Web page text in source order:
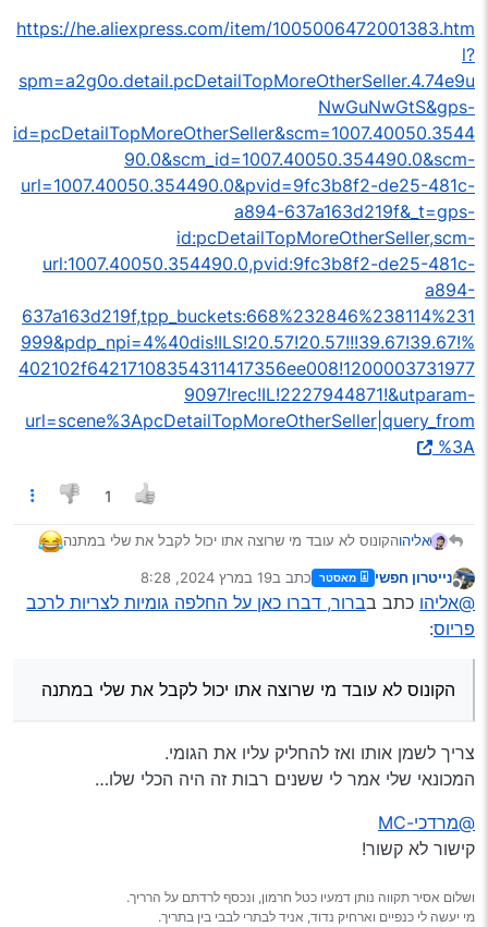
https://he.aliexpress.com/item/1005006472001383.htm
l?
spm=a2g0o.detail.pcDetailTopMoreOtherSeller.4.74e9u
NwGuNwGtS&gps-
id=pcDetailTopMoreOtherSeller&scm=1007.40050.3544
90.0&scm_id=1007.40050.354490.0&scm-
url=1007.40050.354490.0&pvid=9fc3b8f2-de25-481c-
a894-637a163d219f&_t=gps-
id:pcDetailTopMoreOtherSeller,scm-
url:1007.40050.354490.0,pvid:9fc3b8f2-de25-481c-
a894-
637a163d219f,tpp_buckets:668%232846%238114%231
999&pdp_npi=4%40dis!ILS!20.57!20.57!!!39.67!39.67!%
402102f64217108354311417356ee008!1200003731977
9097!rec!IL!2227944871!&utparam-
url=scene%3ApcDetailTopMoreOtherSeller|query_from
%3A
1
אליהוהקונוס לא עובד מי שרוצה אתו יכול לקבל את שלי במתנה
מנותק
נייטרון חפשי מאסטר כתב ב19 במרץ 2024, 8:28
נערך לאחרונה על ידי
@אליהו כתב בברור, דברו כאן על החלפה גומיות לצריות לרכב
פריוס:
הקונוס לא עובד מי שרוצה אתו יכול לקבל את שלי במתנה
צריך לשמן אותו ואז להחליק עליו את הגומי.
המכונאי שלי אמר לי ששנים רבות זה היה הכלי שלו…
@מרדכי-MC
קישור לא קשור!
ושלום אסיר תקווה נותן דמעיו כטל חרמון, ונכסף לרדתם על הרריך.
מי יעשה לי כנפיים וארחיק נדוד, אניד לבתרי לבבי בין בתריך.